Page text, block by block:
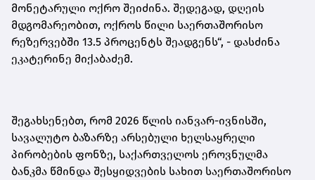
მონეტარული ოქრო შეიძინა. შედეგად, დღეის
მდგომარეობით, ოქროს წილი საერთაშორისო
რეზერვებში 13.5 პროცენტს შეადგენს“, - დასძინა
ეკატერინე მიქაბაძემ.
შეგახსენებთ, რომ 2026 წლის იანვარ-ივნისში,
სავალუტო ბაზარზე არსებული ხელსაყრელი
პირობების ფონზე, საქართველოს ეროვნულმა
ბანკმა წმინდა შესყიდვების სახით საერთაშორისო